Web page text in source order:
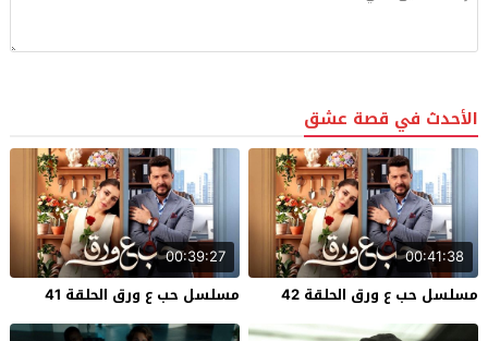
الأحدث في قصة عشق
00:41:38
مسلسل حب ع ورق الحلقة 42
00:39:27
مسلسل حب ع ورق الحلقة 41